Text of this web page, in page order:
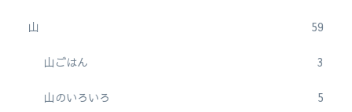
山 59
山ごはん 3
山のいろいろ 5